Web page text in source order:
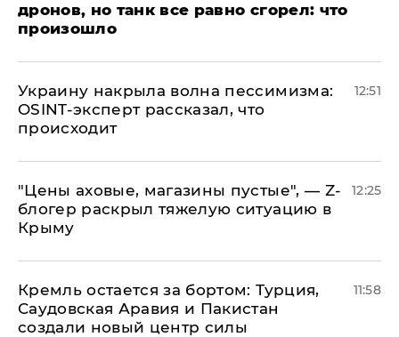
дронов, но танк все равно сгорел: что
произошло
​Украину накрыла волна пессимизма:
OSINT-эксперт рассказал, что
происходит
12:51
​"Цены аховые, магазины пустые", — Z-
блогер раскрыл тяжелую ситуацию в
Крыму
12:25
​Кремль остается за бортом: Турция,
Саудовская Аравия и Пакистан
создали новый центр силы
11:58